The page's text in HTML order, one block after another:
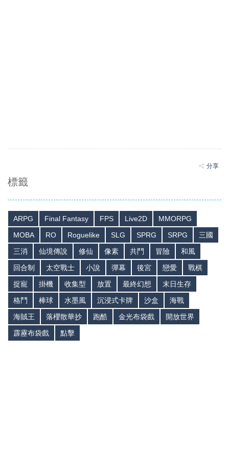
分享
標籤
ARPG Final Fantasy FPS Live2D
MMORPG
MOBA
RO Roguelike SLG SPRG SRPG
三國
三消
仙境傳說 修仙 像素 共鬥 冒險
和風
回合制
太空戰士 小說 彈幕 後宮 戀愛
戰棋
捉寵
掛機 收集型 放置 最終幻想
末日生存
格鬥
棒球 水墨風 沉浸式卡牌 沙盒
海戰
海賊王
落櫻散華抄 跑酷 金光布袋戲
開放世界
霹靂布袋戲
點擊